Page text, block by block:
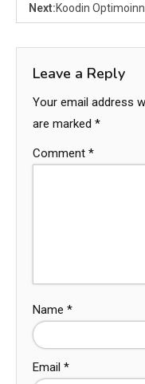
Next:Koodin
Leave a Reply
Your email address
are marked *
Comment *
Name *
Email *